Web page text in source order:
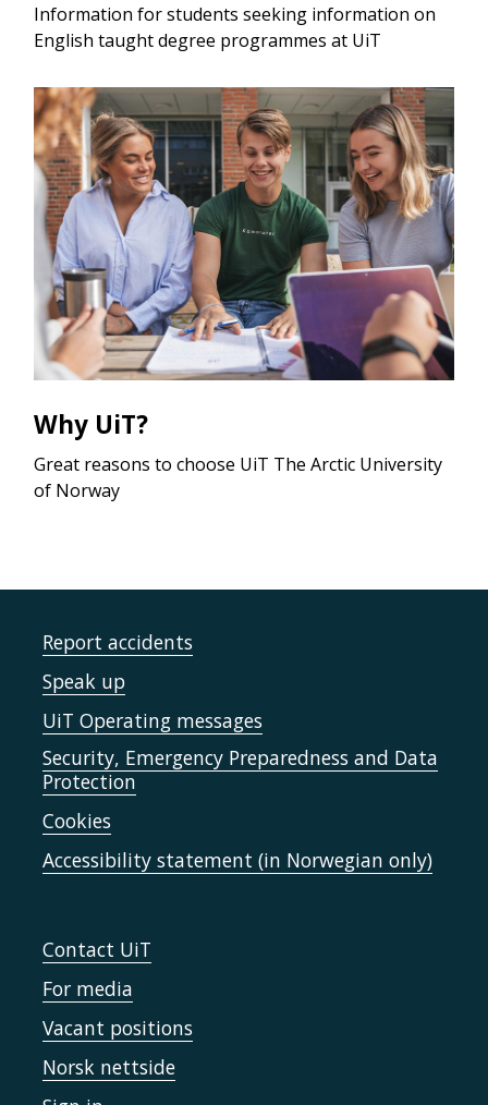
Information for students seeking information on
English taught degree programmes at UiT
Why UiT?
Great reasons to choose UiT The Arctic University
of Norway
Report accidents
Speak up
UiT Operating messages
Security, Emergency Preparedness and Data
Protection
Cookies
Accessibility statement (in Norwegian only)
Contact UiT
For media
Vacant positions
Norsk nettside